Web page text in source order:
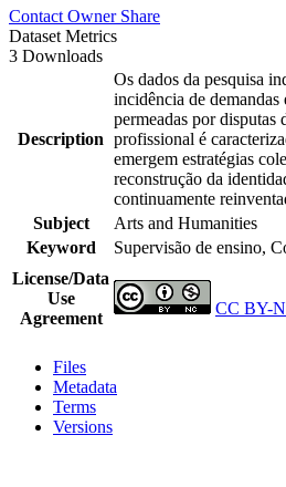
Contact Owner Share
Dataset Metrics
3 Downloads
Description
Os dados da pesquisa
incidência de demandas
permeadas por disputas
profissional é
emergem estratégias
reconstrução da
continuamente
Subject
Arts and Humanities
Keyword
Supervisão de ensino,
License/Data
Use
Agreement
CC BY-
Files
Metadata
Terms
Versions